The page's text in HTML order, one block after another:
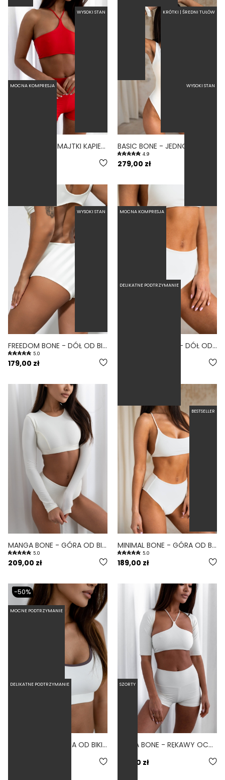
WYSOKI STAN
YOGA FIERO - MAJTKI KĄPIELOWE WYSOKI STAN SZORTY CZERWONY
KRÓTKI | ŚREDNI TUŁÓW
4.9
279,00 zł
MOCNA KOMPRESJA
WYSOKI STAN
FREEDOM BONE - DÓŁ OD BIKINI WYSOKI STAN ZABUDOWANY BIAŁY
5.0
179,00 zł
WYSOKI STAN
MOCNA KOMPRESJA
HIGH WAIST BONE - DÓŁ OD BIKINI WYSOKI STAN FIGI BIAŁY
MANGA BONE - GÓRA OD BIKINI Z DŁUGIM RĘKAWEM BIAŁY
5.0
209,00 zł
DELIKATNE PODTRZYMANIE
BESTSELLER
MINIMAL BONE - GÓRA OD BIKINI NA MAŁY BIUST WIĄZANE PLECY BIAŁY
5.0
189,00 zł
MOCNE PODTRZYMANIE
-50%
ONDA BONE - GÓRA OD BIKINI SPORTOWA BIAŁY
SHAKA BONE - RĘKAWY OCHRONNE NARAMIENNIK BIAŁY
159,00 zł
DELIKATNE PODTRZYMANIE SZORTY